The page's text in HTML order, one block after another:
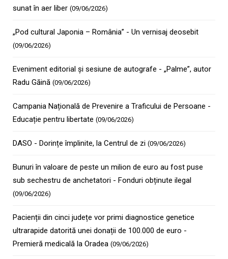
sunat în aer liber (09/06/2026)
„Pod cultural Japonia – România” - Un vernisaj deosebit
(09/06/2026)
Eveniment editorial și sesiune de autografe - „Palme”, autor
Radu Găină (09/06/2026)
Campania Națională de Prevenire a Traficului de Persoane -
Educație pentru libertate (09/06/2026)
DASO - Dorințe împlinite, la Centrul de zi (09/06/2026)
Bunuri în valoare de peste un milion de euro au fost puse
sub sechestru de anchetatori - Fonduri obținute ilegal
(09/06/2026)
Pacienții din cinci județe vor primi diagnostice genetice
ultrarapide datorită unei donații de 100.000 de euro -
Premieră medicală la Oradea (09/06/2026)